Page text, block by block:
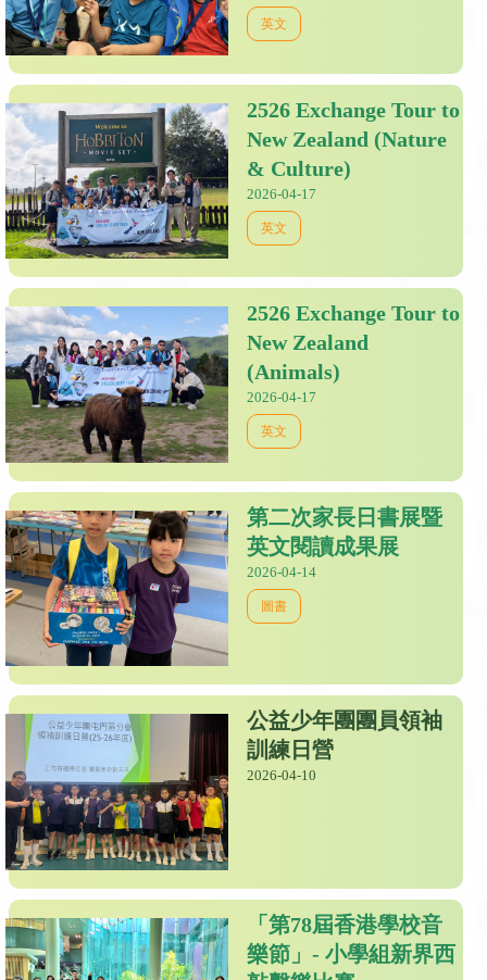
英文
2526 Exchange Tour to
New Zealand (Nature
& Culture)
2026-04-17
英文
2526 Exchange Tour to
New Zealand
(Animals)
2026-04-17
英文
第二次家長日書展暨
英文閱讀成果展
2026-04-14
圖書
公益少年團團員領袖
訓練日營
2026-04-10
「第78屆香港學校音
樂節」- 小學組新界西